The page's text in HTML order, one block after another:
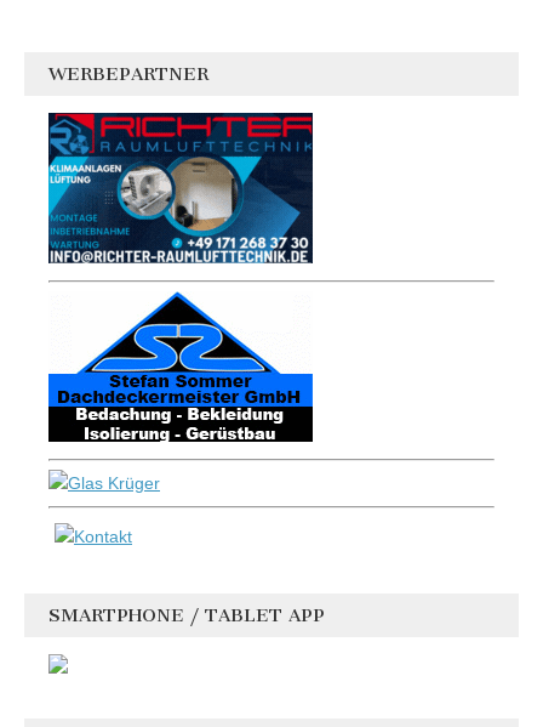
WERBEPARTNER
SMARTPHONE / TABLET APP